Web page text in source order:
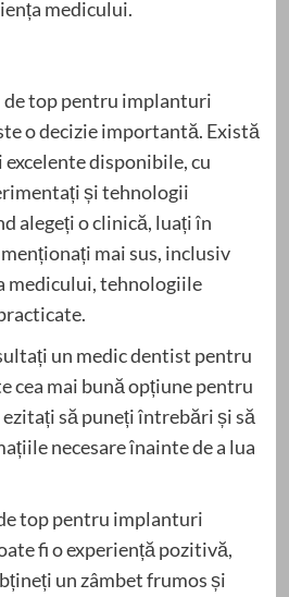
medicului.
de top pentru implanturi
o decizie importantă. Există
disponibile, cu
și tehnologii
alegeți o clinică, luați în
mai sus, inclusiv
medicului, tehnologiile
un medic dentist pentru
cea mai bună opțiune pentru
să puneți întrebări și să
necesare înainte de a lua
top pentru implanturi
fi o experiență pozitivă,
un zâmbet frumos și